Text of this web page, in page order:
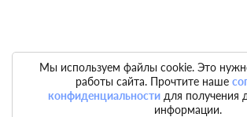
Мы используем файлы cookie. Это
работы сайта. Прочтите наше
конфиденциальностидля получения
информации.